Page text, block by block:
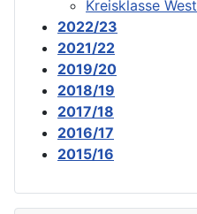
Kreisklasse West
2022/23
2021/22
2019/20
2018/19
2017/18
2016/17
2015/16